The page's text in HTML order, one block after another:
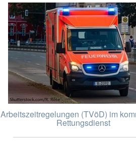
Arbeitszeitregelungen (TVöD) im
Rettungsdienst